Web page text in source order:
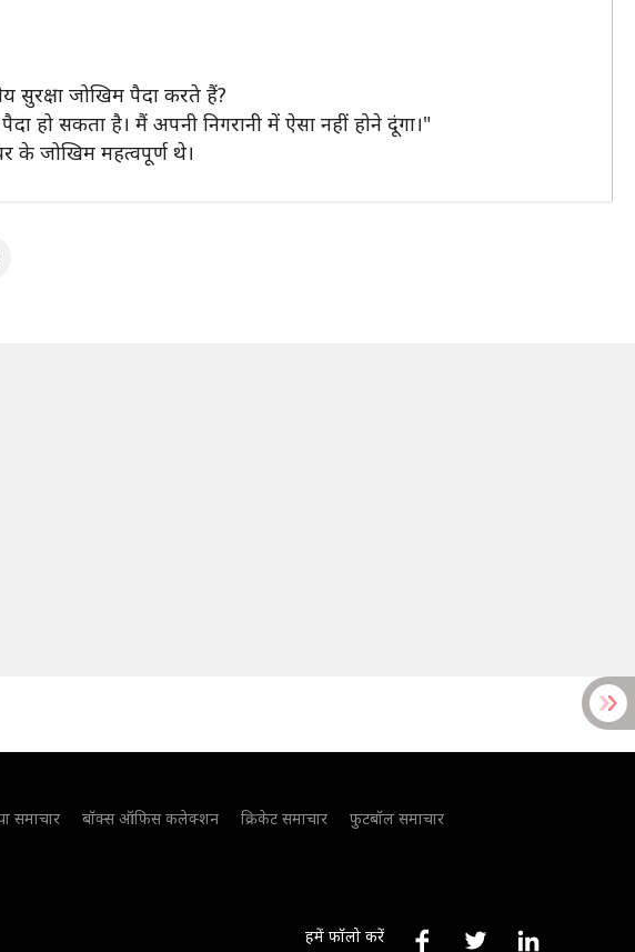
सुरक्षा जोखिम पैदा करते हैं?
हो सकता है। मैं अपनी निगरानी में ऐसा नहीं होने दूंगा।"
के जोखिम महत्वपूर्ण थे।
समाचार बॉक्स ऑफिस कलेक्शन क्रिकेट समाचार
फुटबॉल समाचार
हमें फॉलो करें